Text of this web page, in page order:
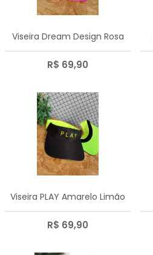
Viseira Dream Design Rosa
R$ 69,90
Viseira PLAY Amarelo Limão
R$ 69,90